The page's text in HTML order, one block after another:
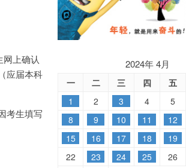
网上确认
应届本科
考生填写
2024年 4月
一 二 三 四 五
1
2 3 4 5
8
9 10 11 12
15
16 17 18 19
22
23 24 25 26